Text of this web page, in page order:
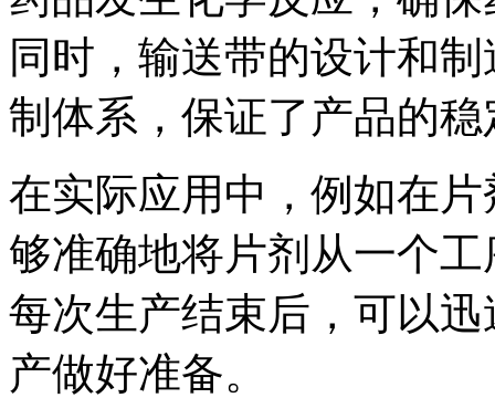
同时，输送带的设计和
制体系，保证了产品的
在实际应用中，例如在
够准确地将片剂从一个
每次生产结束后，可以
产做好准备。